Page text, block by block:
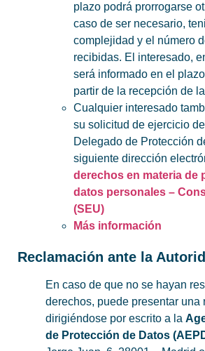
plazo podrá prorrogarse
caso de ser necesario,
complejidad y el número
recibidas. El interesado,
será informado en el
partir de la recepción de
Cualquier interesado
su solicitud de ejercicio
Delegado de Protección
siguiente dirección
derechos en materia de
datos personales –
(SEU)
Más información
Reclamación ante la
En caso de que no se hayan
derechos, puede presentar una
dirigiéndose por escrito a la
de Protección de Datos